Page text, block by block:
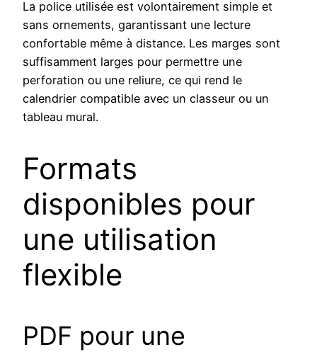
La police utilisée est volontairement simple et
sans ornements, garantissant une lecture
confortable même à distance. Les marges sont
suffisamment larges pour permettre une
perforation ou une reliure, ce qui rend le
calendrier compatible avec un classeur ou un
tableau mural.
Formats
disponibles pour
une utilisation
flexible
PDF pour une